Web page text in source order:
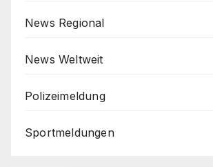
News Regional
News Weltweit
Polizeimeldung
Sportmeldungen